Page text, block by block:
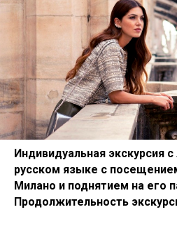
Индивидуальная экскурсия
русском языке с
Милано и поднятием на его
Продолжительность